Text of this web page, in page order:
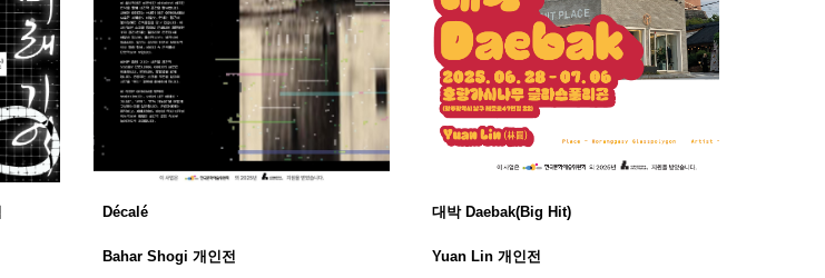
Décalé
Bahar Shogi 개인전
대박 Daebak(Big Hit)
Yuan Lin 개인전